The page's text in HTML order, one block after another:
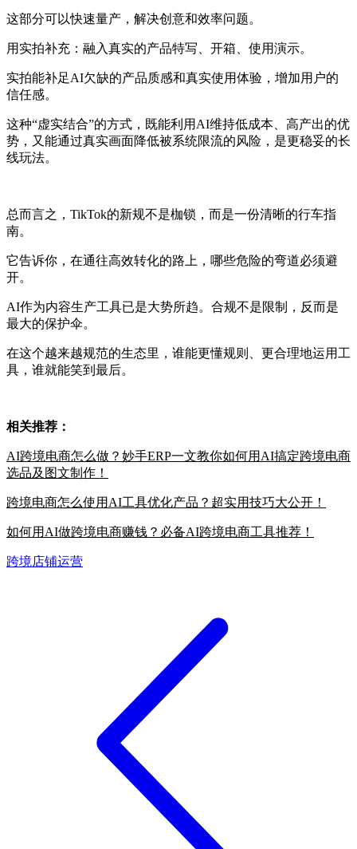
这部分可以快速量产，解决创意和效率问题。
用实拍补充：融入真实的产品特写、开箱、使用演示。
实拍能补足AI欠缺的产品质感和真实使用体验，增加用户的
信任感。
这种“虚实结合”的方式，既能利用AI维持低成本、高产出的优
势，又能通过真实画面降低被系统限流的风险，是更稳妥的长
线玩法。
总而言之，TikTok的新规不是枷锁，而是一份清晰的行车指
南。
它告诉你，在通往高效转化的路上，哪些危险的弯道必须避
开。
AI作为内容生产工具已是大势所趋。合规不是限制，反而是
最大的保护伞。
在这个越来越规范的生态里，谁能更懂规则、更合理地运用工
具，谁就能笑到最后。
相关推荐：
AI跨境电商怎么做？妙手ERP一文教你如何用AI搞定跨境电商
选品及图文制作！
跨境电商怎么使用AI工具优化产品？超实用技巧大公开！
如何用AI做跨境电商赚钱？必备AI跨境电商工具推荐！
跨境店铺运营